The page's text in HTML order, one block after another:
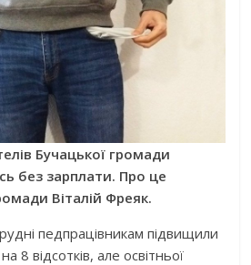
Бучацької громади
без зарплати. Про це
Віталій Фреяк.
педпрацівникам підвищили
8 відсотків, але освітньої